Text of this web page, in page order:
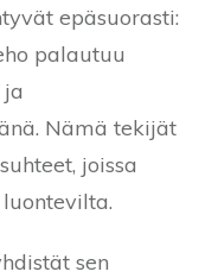
epäsuorasti:
palautuu
Nämä tekijät
joissa
sen